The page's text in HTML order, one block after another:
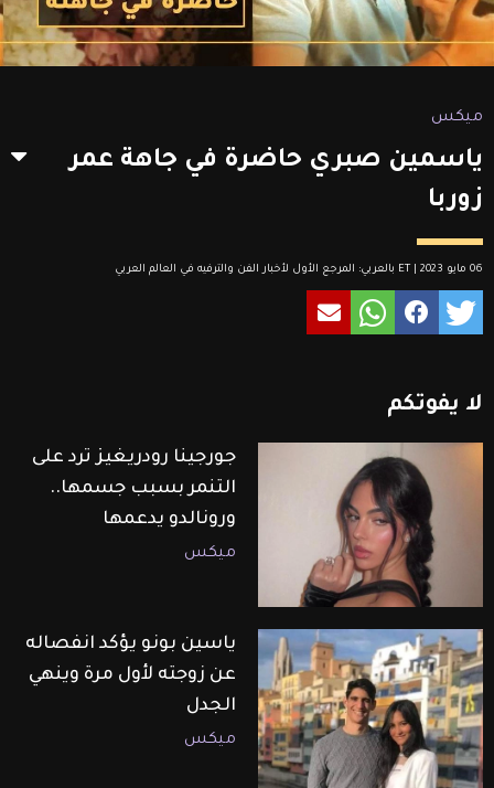
ميكس
ياسمين صبري حاضرة في جاهة عمر
زوربا
06 مايو 2023 | ET بالعربي: المرجع الأول لأخبار الفن والترفيه في العالم العربي
لا يفوتكم
جورجينا رودريغيز ترد على
التنمر بسبب جسمها..
ورونالدو يدعمها
ميكس
ياسين بونو يؤكد انفصاله
عن زوجته لأول مرة وينهي
الجدل
ميكس